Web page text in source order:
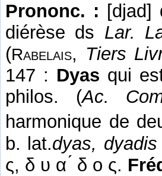
Prononc. :
diérèse ds Lar.
(Rabelais, Tiers
147 : Dyas qui
philos. (Ac.
harmonique de
b. lat.dyas, dyadis
ς, δ υ α ́ δ ο ς.